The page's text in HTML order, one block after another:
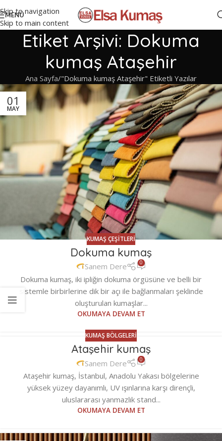
Skip to navigation
Skip to main content
MENÜ
Etiket Arşivi: Dokuma
kumaş Ataşehir
Ana Sayfa "Dokuma kumaş Ataşehir" Etiketli Yazılar
01
MAY
KUMAŞ ÇEŞITLERI
Dokuma kumaş
Sanem Dere 0
Dokuma kumaş, iki ipliğin dokuma örgüsüne ve belli bir
sistemle birbirlerine dik bir açı ile bağlanmaları şeklinde
oluşturulan kumaşlar...
OKUMAYA DEVAM ET
KUMAŞ BÖLGELERI
Ataşehir kumaş
Sanem Dere 0
Ataşehir kumaş, İstanbul, Anadolu Yakası bölgelerine
yüksek yüzey dayanımlı, UV ışınlarına karşı dirençli,
uluslararası yanmazlık stand...
OKUMAYA DEVAM ET